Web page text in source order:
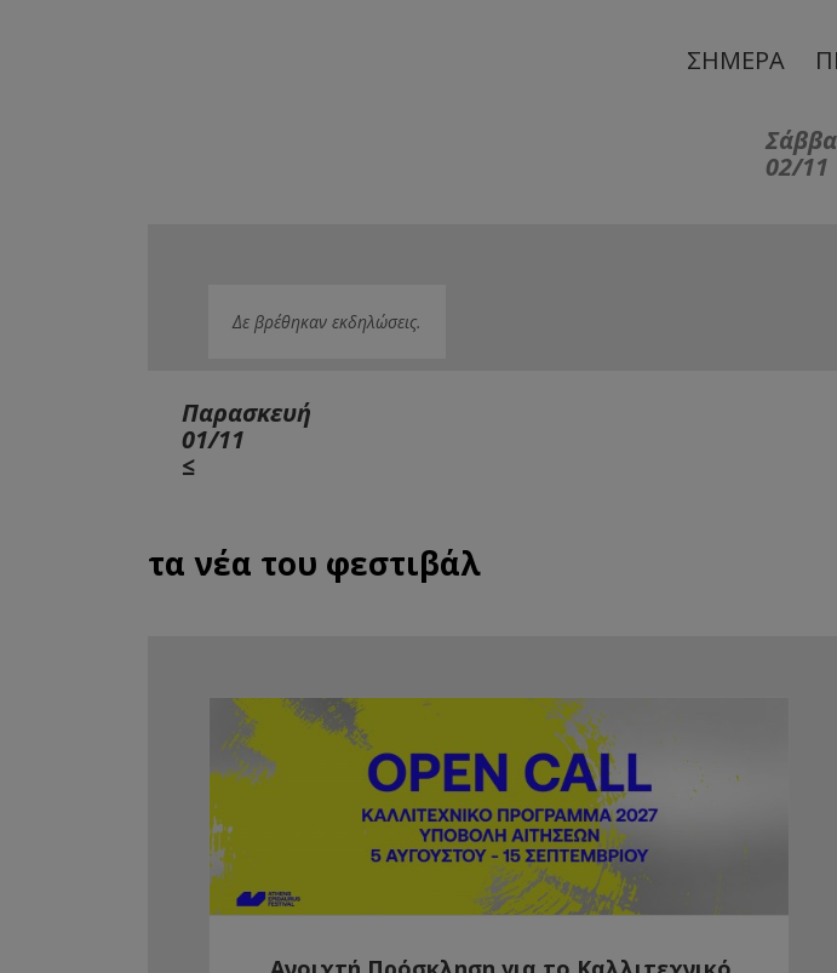
ΣΗΜΕΡΑ
02/11
Δε βρέθηκαν εκδηλώσεις.
Παρασκευή
01/11
≤
τα νέα του φεστιβάλ